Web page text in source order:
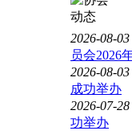
2026-08-03
员会2026
2026-08-03
成功举办
2026-07-28
功举办